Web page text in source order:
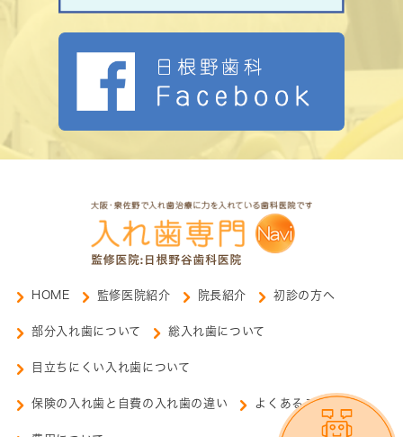
HOME 監修医院紹介 院長紹介 初診の方へ
部分入れ歯について 総入れ歯について
目立ちにくい入れ歯について
保険の入れ歯と自費の入れ歯の違い よくあるご質問